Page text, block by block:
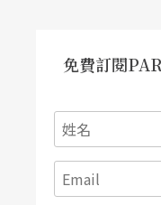
在百年前曾是公有
酒》（2008）。
的分享會中，遇見
張吉米說：「我以
一種私密空間，成
免費訂閱